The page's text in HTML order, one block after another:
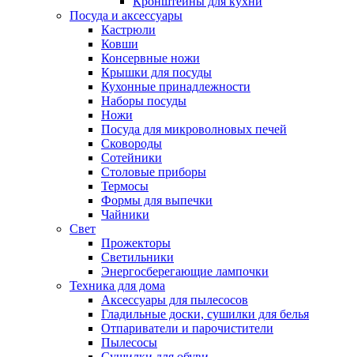
Посуда и аксессуары
Кастрюли
Ковши
Консервные ножи
Крышки для посуды
Кухонные принадлежности
Наборы посуды
Ножи
Посуда для микроволновых печей
Сковороды
Сотейники
Столовые приборы
Термосы
Формы для выпечки
Чайники
Свет
Прожекторы
Светильники
Энергосберегающие лампочки
Техника для дома
Аксессуары для пылесосов
Гладильные доски, сушилки для белья
Отпариватели и парочистители
Пылесосы